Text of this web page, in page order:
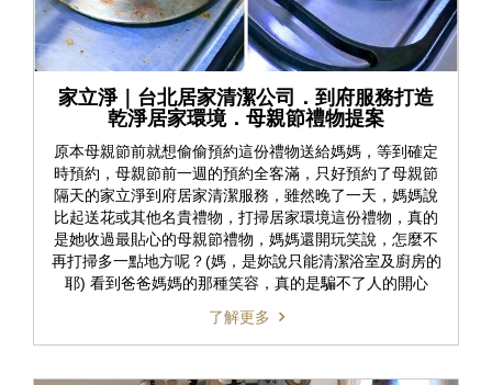
家立淨｜台北居家清潔公司．到府服務打造
乾淨居家環境．母親節禮物提案
原本母親節前就想偷偷預約這份禮物送給媽媽，等到確定
時預約，母親節前一週的預約全客滿，只好預約了母親節
隔天的家立淨到府居家清潔服務，雖然晚了一天，媽媽說
比起送花或其他名貴禮物，打掃居家環境這份禮物，真的
是她收過最貼心的母親節禮物，媽媽還開玩笑說，怎麼不
再打掃多一點地方呢？(媽，是妳說只能清潔浴室及廚房的
耶) 看到爸爸媽媽的那種笑容，真的是騙不了人的開心
了解更多